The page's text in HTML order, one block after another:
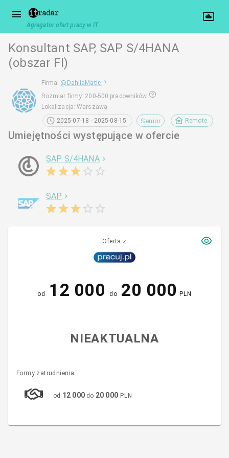
Agregator ofert pracy w IT
Konsultant SAP, SAP S/4HANA
(obszar FI)
Firma: @ DahliaMatic
Rozmiar firmy: 200-500 pracowników
Lokalizacja:Warszawa
2025-07-18 - 2025-08-15
Senior Remote
Umiejętności występujące w ofercie
SAP S/4HANA
SAP
Oferta z
od 12 000 do 20 000 PLN
NIEAKTUALNA
Formy zatrudnienia
od 12 000 do 20 000 PLN